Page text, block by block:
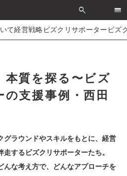
search
経営戦略ビズクリサポーター ビズ
本質を探る〜ビズ
支援事例・西田
グラウンドやスキルをもとに、経営
するビズクリサポーターたち。
んな考え方で、どんなアプローチを